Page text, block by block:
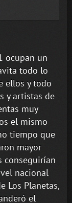
ocupan un
todo lo
ellos y todo
y artistas de
muy
el mismo
tiempo que
mayor
conseguirían
nacional
Los Planetas,
el